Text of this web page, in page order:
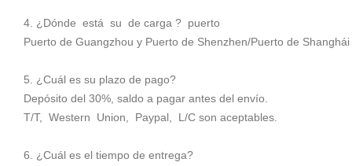
4. ¿Dónde está su de carga ? puerto
Puerto de Guangzhou y Puerto de Shenzhen/Puerto de Shanghái
5. ¿Cuál es su plazo de pago?
Depósito del 30%, saldo a pagar antes del envío.
T/T, Western Union, Paypal, L/C son aceptables.
6. ¿Cuál es el tiempo de entrega?